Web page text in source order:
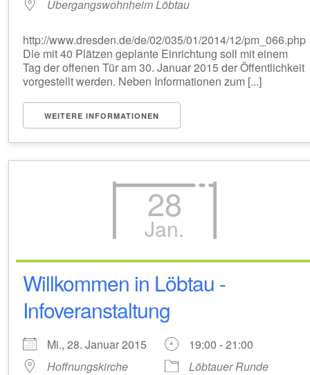
Übergangswohnheim Löbtau
http://www.dresden.de/de/02/035/01/2014/12/pm_066.php
Die mit 40 Plätzen geplante Einrichtung soll mit einem
Tag der offenen Tür am 30. Januar 2015 der Öffentlichkeit
vorgestellt werden. Neben Informationen zum [...]
WEITERE INFORMATIONEN
28
Jan.
Willkommen in Löbtau -
Infoveranstaltung
Mi., 28. Januar 2015
19:00 - 21:00
Hoffnungskirche
Löbtauer Runde